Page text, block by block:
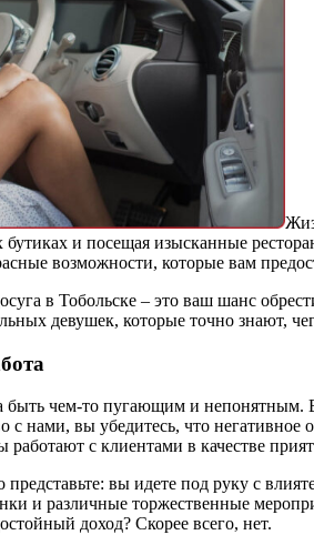
и посещая изысканные
возможности, которые вам
в Тобольске – это ваш шанс
девушек, которые точно знают,
быть чем-то пугающим и
с нами, вы убедитесь, что
с клиентами в качестве
представьте: вы идете под руку с
и различные торжественные
доход? Скорее всего, нет.